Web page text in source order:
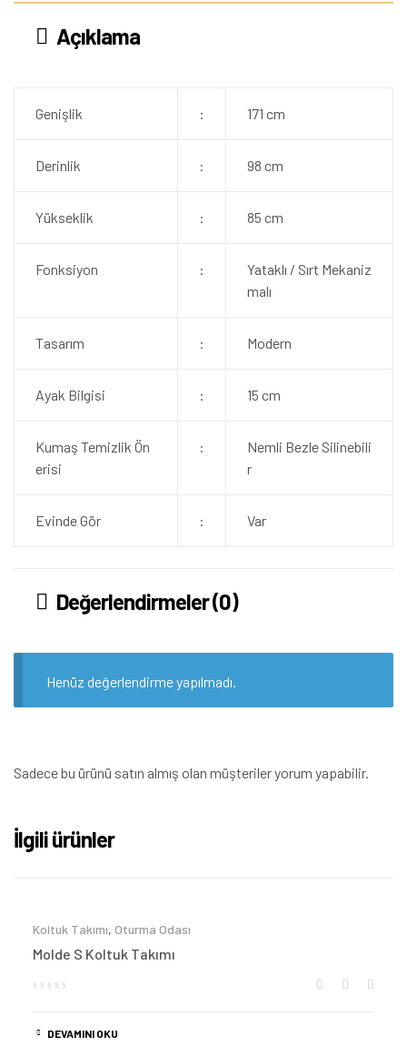
Açıklama
Genişlik : 171 cm
Derinlik : 98 cm
Yükseklik : 85 cm
Fonksiyon :
Yataklı / Sırt Mekaniz
malı
Tasarım : Modern
Ayak Bilgisi : 15 cm
Kumaş Temizlik Ön
erisi
:
Nemli Bezle Silinebili
r
Evinde Gör : Var
Değerlendirmeler (0)
Henüz değerlendirme yapılmadı.
Sadece bu ürünü satın almış olan müşteriler yorum yapabilir.
İlgili ürünler
Koltuk Takımı, Oturma Odası
Molde S Koltuk Takımı
DEVAMINI OKU